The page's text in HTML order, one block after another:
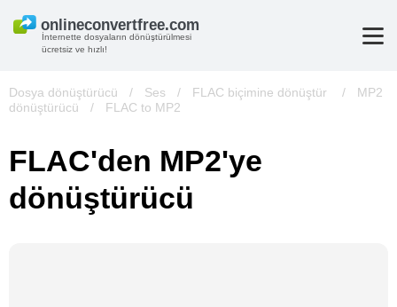
İnternette dosyaların dönüştürülmesi
ücretsiz ve hızlı!
Dosya dönüştürücü / Ses / FLAC biçimine dönüştür /
MP2
dönüştürücü
/ FLAC to MP2
FLAC'den MP2'ye
dönüştürücü